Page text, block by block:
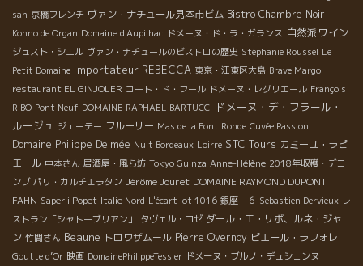
san 京橋フレンチ ヴァン・ナチュール見本市ビム Bistro Chambre Noir
Konno de Organ Domaine d'Aupilhac ドメーヌ・ド・ラ・ガランス 自然派ワイン
ジュスト・シエル ヴァン・ナチュールのビストロの歴史 Stéphanie Roussel Le
Petit Domaine Importateur REBECCA 東京・江東区大島 Brave Margo
restaurant EL GINJOLER コート・ド・フール ドメーヌ・レグリエール François
RIBO Pont Neuf DOMAINE RAPHAEL BARTUCCI ドメーヌ・デ・フラール・
ルージュ ジェーテー フルーリー Mas de la Font Ronde Cuvée Passion
Domaine Philippe Delmée Nuit Bordeaux Loirre STC Tours カミーユ・ラピ
エール 中本さん 居酒屋・風ら坊 Tokyo Guinza Anne-Hélène 2018年収穫・デコ
ンブ パリ・カルチエラタン Jérôme Jouret DOMAINE RAYMOND DUPONT
FAHN Saperli Popet Italie Nord L'écart lot 1016 銀座 ６ Sebastien Dervieux レ
ストラン「シャトーブリアン」
タヴェル・ロゼ ダール・エ・リボ、ルネ・ジャ
ン 竹間さん Beaune トロワザムール Pierre Overnoy ピエール・ラフォレ
Goutte d’Or 映画 DomainePhilippeTessier ドメーヌ・ブルノ・デュシェンヌ